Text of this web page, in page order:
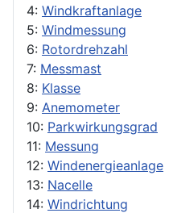
4: Windkraftanlage
5: Windmessung
6: Rotordrehzahl
7: Messmast
8: Klasse
9: Anemometer
10: Parkwirkungsgrad
11: Messung
12: Windenergieanlage
13: Nacelle
14: Windrichtung